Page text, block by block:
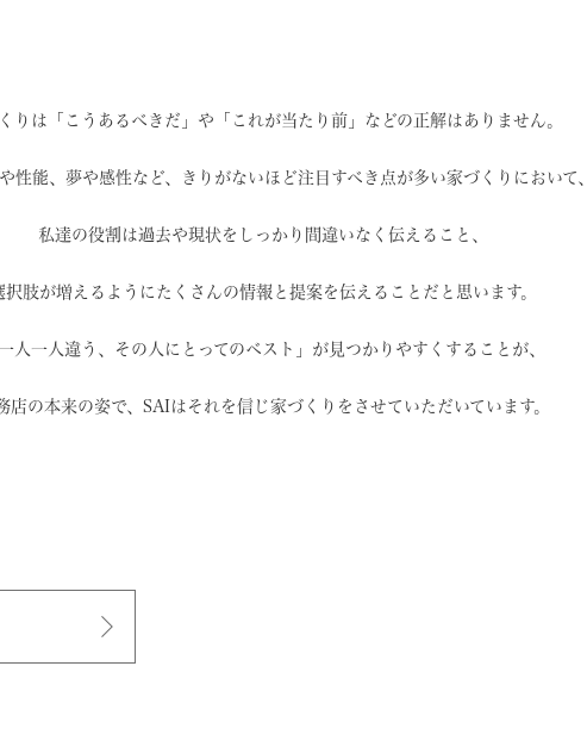
りは「こうあるべきだ」や 「これが当たり前」などの正解はありません。
性能、夢や感性など、 きりがないほど注目すべき点が多い家づくりにおいて、
私達の役割は過去や現状を しっかり間違いなく伝えること、
択肢が増えるように たくさんの情報と提案を伝えることだと思います。
一人一人違う、その人にとってのベスト」 が見つかりやすくすることが、
店の本来の姿で、 SAIはそれを信じ家づくりをさせていただいています。